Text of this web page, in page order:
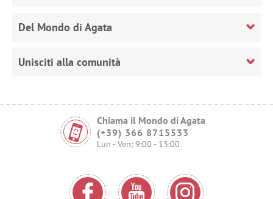
Del Mondo di Agata
Unisciti alla comunità
Chiama il Mondo di Agata
(+39) 366 8715533
Lun - Ven: 9:00 - 13:00